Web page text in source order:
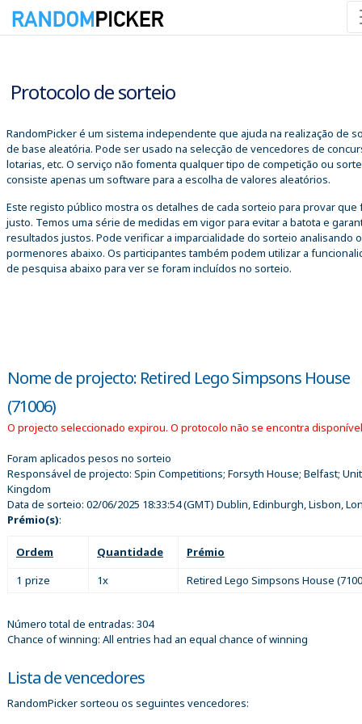
Protocolo de sorteio
RandomPicker é um sistema independente que ajuda na realização de
de base aleatória. Pode ser usado na selecção de vencedores de
lotarias, etc. O serviço não fomenta qualquer tipo de competição ou
consiste apenas um software para a escolha de valores aleatórios.
Este registo público mostra os detalhes de cada sorteio para provar que
justo. Temos uma série de medidas em vigor para evitar a batota e
resultados justos. Pode verificar a imparcialidade do sorteio analisando
pormenores abaixo. Os participantes também podem utilizar a
de pesquisa abaixo para ver se foram incluídos no sorteio.
Nome de projecto: Retired Lego Simpsons House
(71006)
O projecto seleccionado expirou. O protocolo não se encontra
Foram aplicados pesos no sorteio
Responsável de projecto: Spin Competitions; Forsyth House; Belfast;
Kingdom
Data de sorteio: 02/06/2025 18:33:54(GMT) Dublin, Edinburgh, Lisbon,
Prémio(s):
Ordem Quantidade
Prémio
1 prize
1x Retired Lego Simpsons House
Número total de entradas: 304
Chance of winning: All entries had an equal chance of winning
Lista de vencedores
RandomPicker sorteou os seguintes vencedores: